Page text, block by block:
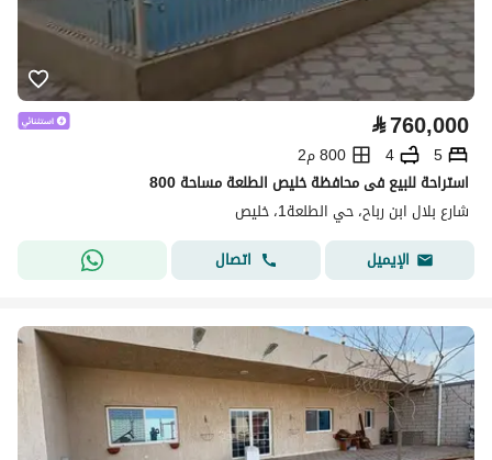
⃁760,000
5
4
800 م2
استراحة للبيع فى محافظة خليص الطلعة مساحة 800
شارع بلال ابن رباح، حي الطلعة1، خليص
الإيميل
اتصال